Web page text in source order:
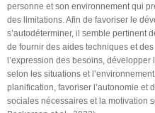
personne et son environnement qui
des limitations. Afin de favoriser le
s’autodéterminer, il semble pertinent
de fournir des aides techniques et
l’expression des besoins,
selon les situations et
planification, favoriser l’autonomie et
sociales nécessaires et la motivation